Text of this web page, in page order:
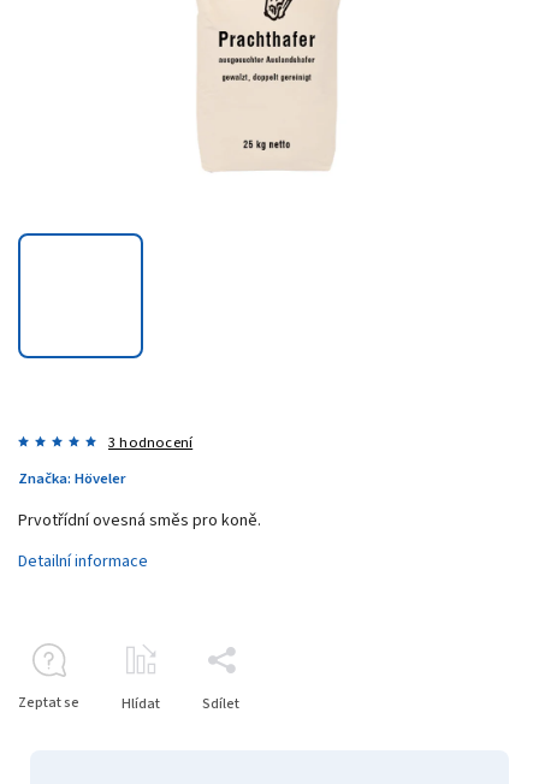
3 hodnocení
Značka: Höveler
Prvotřídní ovesná směs pro koně.
Detailní informace
Zeptat se Hlídat Sdílet